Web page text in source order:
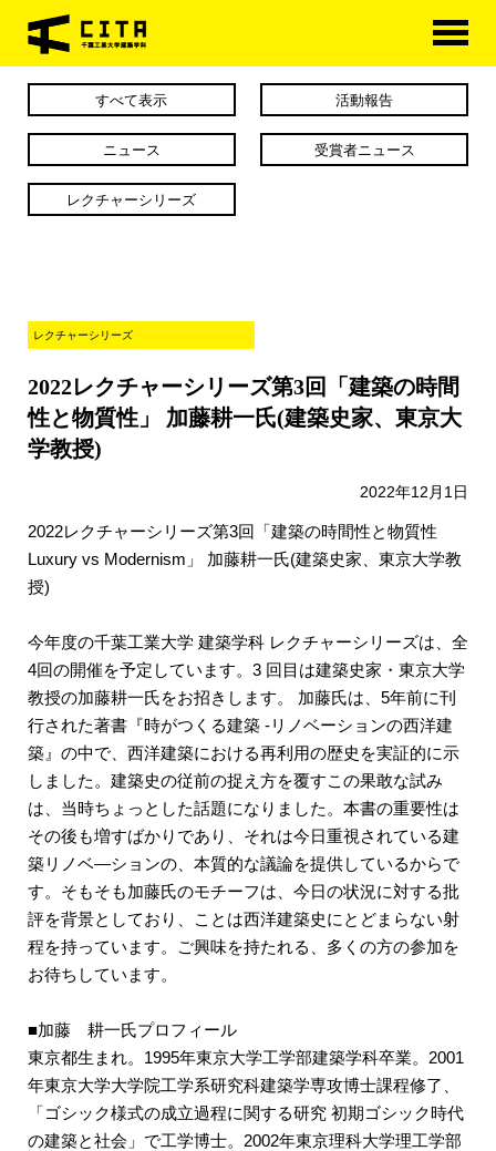
HOME
学科概要
研究室紹介
すべて表示 活動報告
ニュース 受賞者ニュース
レクチャーシリーズ
レクチャーシリーズ
2022レクチャーシリーズ第3回「建築の時間
性と物質性」 加藤耕一氏(建築史家、東京大
学教授)
2022年12月1日
2022レクチャーシリーズ第3回「建築の時間性と物質性
Luxury vs Modernism」 加藤耕一氏(建築史家、東京大学教
授)
今年度の千葉工業大学 建築学科 レクチャーシリーズは、全
4回の開催を予定しています。3 回目は建築史家・東京大学
教授の加藤耕一氏をお招きします。 加藤氏は、5年前に刊
行された著書『時がつくる建築 -リノベーションの西洋建
築』の中で、西洋建築における再利用の歴史を実証的に示
しました。建築史の従前の捉え方を覆すこの果敢な試み
は、当時ちょっとした話題になりました。本書の重要性は
その後も増すばかりであり、それは今日重視されている建
築リノベ―ションの、本質的な議論を提供しているからで
す。そもそも加藤氏のモチーフは、今日の状況に対する批
評を背景としており、ことは西洋建築史にとどまらない射
程を持っています。ご興味を持たれる、多くの方の参加を
お待ちしています。
■加藤 耕一氏プロフィール
東京都生まれ。1995年東京大学工学部建築学科卒業。2001
年東京大学大学院工学系研究科建築学専攻博士課程修了、
「ゴシック様式の成立過程に関する研究 初期ゴシック時代
の建築と社会」で工学博士。2002年東京理科大学理工学部